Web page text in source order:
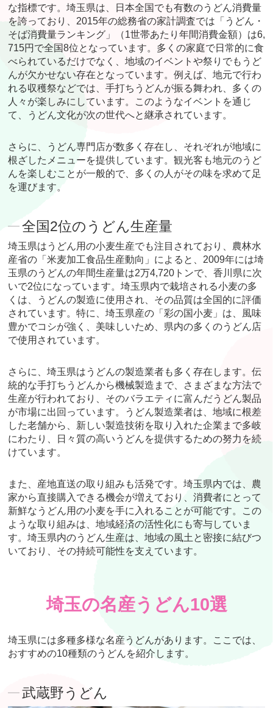
な指標です。埼玉県は、日本全国でも有数のうどん消費量
を誇っており、2015年の総務省の家計調査では「うどん・
そば消費量ランキング」（1世帯あたり年間消費金額）は6,
715円で全国8位となっています。多くの家庭で日常的に食
べられているだけでなく、地域のイベントや祭りでもうど
んが欠かせない存在となっています。例えば、地元で行わ
れる収穫祭などでは、手打ちうどんが振る舞われ、多くの
人々が楽しみにしています。このようなイベントを通じ
て、うどん文化が次の世代へと継承されています。
さらに、うどん専門店が数多く存在し、それぞれが地域に
根ざしたメニューを提供しています。観光客も地元のうど
んを楽しむことが一般的で、多くの人がその味を求めて足
を運びます。
全国2位のうどん生産量
埼玉県はうどん用の小麦生産でも注目されており、農林水
産省の「米麦加工食品生産動向」によると、2009年には埼
玉県のうどんの年間生産量は2万4,720トンで、香川県に次
いで2位になっています。埼玉県内で栽培される小麦の多
くは、うどんの製造に使用され、その品質は全国的に評価
されています。特に、埼玉県産の「彩の国小麦」は、風味
豊かでコシが強く、美味しいため、県内の多くのうどん店
で使用されています。
さらに、埼玉県はうどんの製造業者も多く存在します。伝
統的な手打ちうどんから機械製造まで、さまざまな方法で
生産が行われており、そのバラエティに富んだうどん製品
が市場に出回っています。うどん製造業者は、地域に根差
した老舗から、新しい製造技術を取り入れた企業まで多岐
にわたり、日々質の高いうどんを提供するための努力を続
けています。
また、産地直送の取り組みも活発です。埼玉県内では、農
家から直接購入できる機会が増えており、消費者にとって
新鮮なうどん用の小麦を手に入れることが可能です。この
ような取り組みは、地域経済の活性化にも寄与していま
す。埼玉県内のうどん生産は、地域の風土と密接に結びつ
いており、その持続可能性を支えています。
埼玉の名産うどん10選
埼玉県には多種多様な名産うどんがあります。ここでは、
おすすめの10種類のうどんを紹介します。
武蔵野うどん